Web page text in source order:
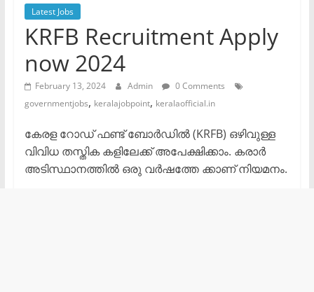
Latest Jobs
KRFB Recruitment Apply
now 2024
February 13, 2024 Admin
0 Comments
governmentjobs, keralajobpoint, keralaofficial.in
കേരള റോഡ് ഫണ്ട് ബോർഡിൽ (KRFB) ഒഴിവുള്ള
വിവിധ തസ്തിക കളിലേക്ക് അപേക്ഷിക്കാം. കരാർ
അടിസ്ഥാനത്തിൽ ഒരു വർഷത്തേ ക്കാണ് നിയമനം.